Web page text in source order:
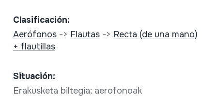
Clasificación:
Aerófonos-> Flautas-> Recta (de una mano)
+ flautillas
Situación:
Erakusketa biltegia; aerofonoak